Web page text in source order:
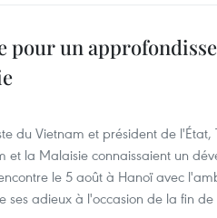
pour un
du Vietnam et président de l'État,
et la Malaisie connaissaient un
le 5 août à Hanoï avec
ses adieux à l'occasion de la fin